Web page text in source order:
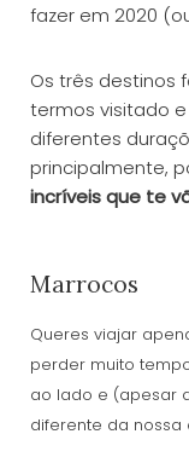
fazer em 2020
Os três destinos
termos visitado
diferentes
principalmente,
incríveis que te
Marrocos
Queres viajar
perder muito
ao lado e (apesar
diferente da